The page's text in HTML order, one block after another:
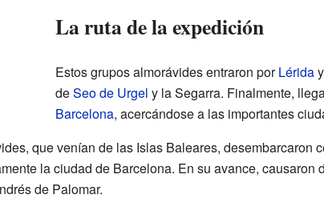
La ruta de la expedición
Estos grupos almorávides entraron porLériday
deSeo de Urgel y la Segarra. Finalmente,
Barcelona, acercándose a las importantes
que venían de las Islas Baleares, desembarcaron
la ciudad de Barcelona. En su avance, causaron
de Palomar.